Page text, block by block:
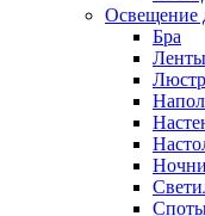
Освещение
Бра